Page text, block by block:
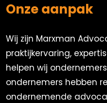
Onze aanpak
Wij zijn Marxman
praktijkervaring,
helpen wij
ondernemers hebben
ondernemende